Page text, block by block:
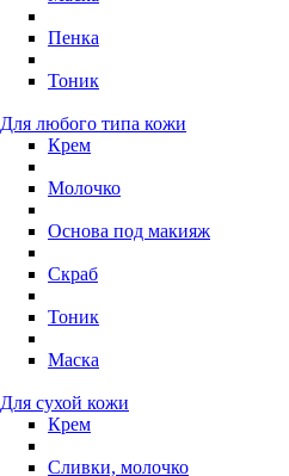
Пенка
Тоник
Для любого типа кожи
Крем
Молочко
Основа под макияж
Скраб
Тоник
Маска
Для сухой кожи
Крем
Сливки, молочко